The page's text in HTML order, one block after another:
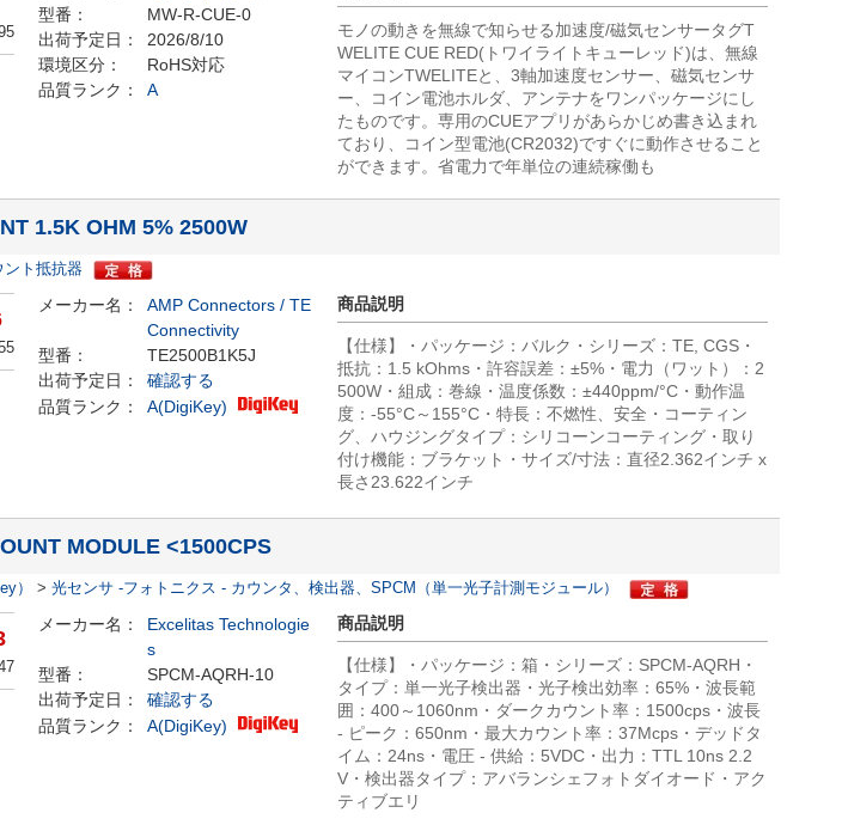
型番：
MW-R-CUE-0
出荷予定日：
2026/8/10
環境区分：
RoHS対応
品質ランク：
A
モノの動きを無線で知らせる加速度/磁気センサータグT
WELITE CUE RED(トワイライトキューレッド)は、無線
マイコンTWELITEと、3軸加速度センサー、磁気センサ
ー、コイン電池ホルダ、アンテナをワンパッケージにし
たものです。専用のCUEアプリがあらかじめ書き込まれ
ており、コイン型電池(CR2032)ですぐに動作させること
ができます。省電力で年単位の連続稼働も
1.5K OHM 5% 2500W
ント抵抗器
メーカー名：
AMP Connectors / TE
Connectivity
型番：
TE2500B1K5J
出荷予定日：
確認する
品質ランク：
A(DigiKey)
商品説明
【仕様】・パッケージ：バルク・シリーズ：TE, CGS・
抵抗：1.5 kOhms・許容誤差：±5%・電力（ワット）：2
500W・組成：巻線・温度係数：±440ppm/°C・動作温
度：-55°C～155°C・特長：不燃性、安全・コーティン
グ、ハウジングタイプ：シリコーンコーティング・取り
付け機能：ブラケット・サイズ/寸法：直径2.362インチ x
長さ23.622インチ
MODULE <1500CPS
） > 光センサ -フォトニクス - カウンタ、検出器、SPCM（単一光子計測モジュール）
メーカー名：
Excelitas Technologie
s
型番：
SPCM-AQRH-10
出荷予定日：
確認する
品質ランク：
A(DigiKey)
商品説明
【仕様】・パッケージ：箱・シリーズ：SPCM-AQRH・
タイプ：単一光子検出器・光子検出効率：65%・波長範
囲：400～1060nm・ダークカウント率：1500cps・波長
- ピーク：650nm・最大カウント率：37Mcps・デッドタ
イム：24ns・電圧 - 供給：5VDC・出力：TTL 10ns 2.2
V・検出器タイプ：アバランシェフォトダイオード・アク
ティブエリ